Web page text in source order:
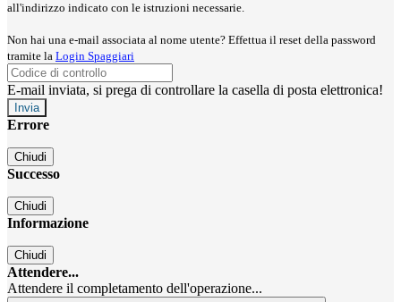
all'indirizzo indicato con le istruzioni necessarie.
Non hai una e-mail associata al nome utente? Effettua il reset della password
tramite la Login Spaggiari
E-mail inviata, si prega di controllare la casella di posta elettronica!
Errore
Chiudi
Successo
Chiudi
Informazione
Chiudi
Attendere...
Attendere il completamento dell'operazione...